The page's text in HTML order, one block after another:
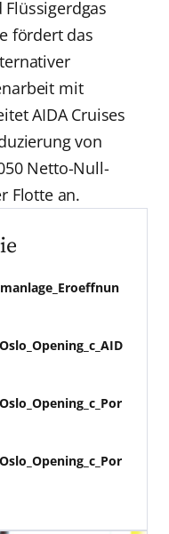
fördert das
mit
AIDA Cruises
von
Netto-Null-
Flotte an.